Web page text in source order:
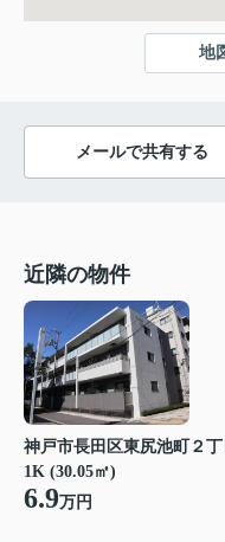
地
メールで共有する
近隣の物件
神戸市長田区東尻池町２丁
1K (30.05㎡)
6.9万円